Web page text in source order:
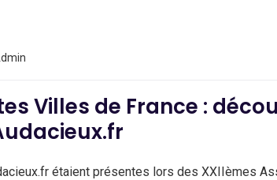
Villes de France :
étaient présentes lors des XXIIèmes